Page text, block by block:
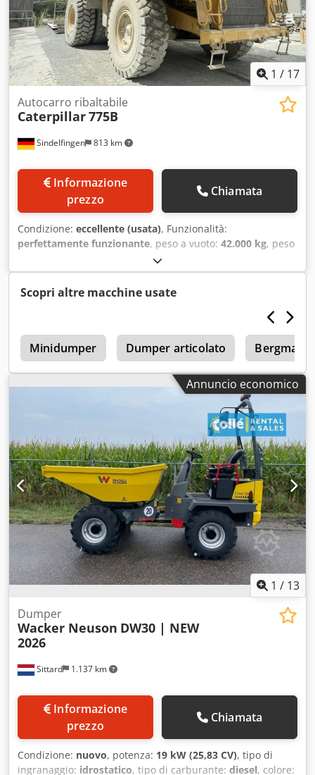
1 / 17
Sindelfingen 813 km
Autocarro ribaltabile
Caterpillar775B
prezzo
Chiamata
Condizione: eccellente (usata), Funzionalità:
perfettamente funzionante, peso a vuoto: 42.000 kg, peso
, Anno di produzione:
funzionamento:9.880 h, * Anno di costruzione 2009
(ricondizionamento certificato) * 9.880 ore Dedozm Hl
Repfx An Hjck * Motore Cat 3412 DI V12 (760 CV / 567 kW) *
Carico utile: 60 t * Peso a vuoto: 42.000 kg * Peso totale
consentito: 102.000 kg * Capacità: 39,3 m³ * Condizioni
eccellenti
Scopri altre macchine usate
Minidumper Dumper articolato Bergmann
Annuncio economico
1 / 13
Sittard 1.137 km
Dumper
Wacker Neuson DW30 | NEW
2026
prezzo
Chiamata
Condizione: nuovo, potenza: 19 kW (25,83 CV), tipo di
ingranaggio: idrostatico, tipo di carburante: diesel, colore: